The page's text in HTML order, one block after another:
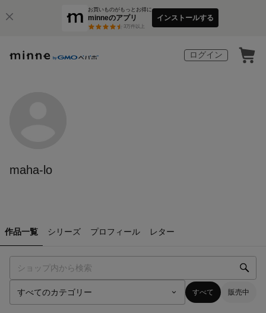
お買いものがもっとお得に
minneのアプリ
3万件以上
インストールする
ログイン
maha-lo
作品一覧 シリーズ プロフィール レター
すべて 販売中